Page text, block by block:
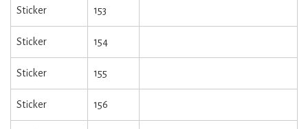
Sticker 153
Sticker 154
Sticker 155
Sticker 156